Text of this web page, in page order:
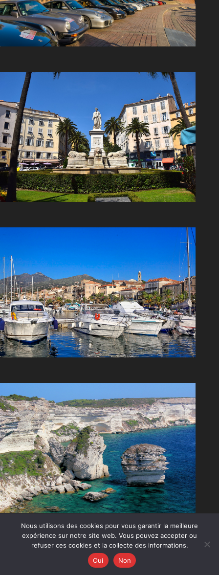
Nous utilisons des cookies pour vous garantir la meilleure
expérience sur notre site web. Vous pouvez accepter ou
refuser ces cookies et la collecte des informations.
Oui
Non